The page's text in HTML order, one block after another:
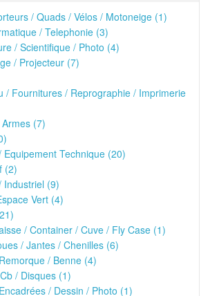
/ Quads / Vélos / Motoneige (1)
/ Telephonie (3)
/ Scientifique / Photo (4)
/ Projecteur (7)
/ Fournitures / Reprographie / Imprimerie
(7)
Technique (20)
(2)
Industriel (9)
Vert (4)
/ Container / Cuve / Fly Case (1)
/ Jantes / Chenilles (6)
/ Benne (4)
/ Disques (1)
/ Dessin / Photo (1)